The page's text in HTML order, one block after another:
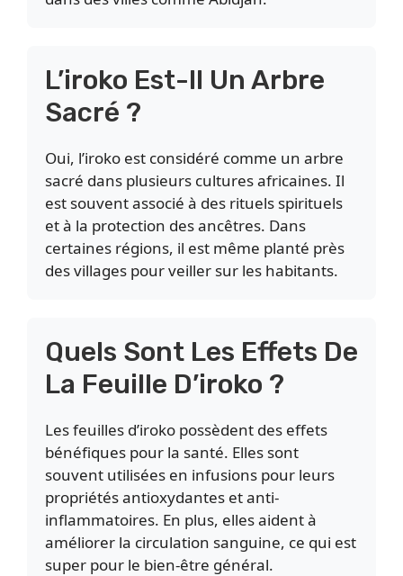
L’iroko Est-Il Un Arbre
Sacré ?
Oui, l’iroko est considéré comme un arbre
sacré dans plusieurs cultures africaines. Il
est souvent associé à des rituels spirituels
et à la protection des ancêtres. Dans
certaines régions, il est même planté près
des villages pour veiller sur les habitants.
Quels Sont Les Effets De
La Feuille D’iroko ?
Les feuilles d’iroko possèdent des effets
bénéfiques pour la santé. Elles sont
souvent utilisées en infusions pour leurs
propriétés antioxydantes et anti-
inflammatoires. En plus, elles aident à
améliorer la circulation sanguine, ce qui est
super pour le bien-être général.